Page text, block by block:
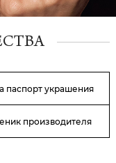
паспорт украшения
производителя